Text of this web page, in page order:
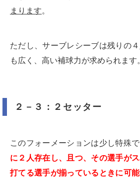
まります。
ただし、サーブレシーブは残りの
も広く、高い補球力が求められます
２－３：２セッター
このフォーメーションは少し特殊で
に２人存在し、且つ、その選手が
打てる選手が揃っているときに可